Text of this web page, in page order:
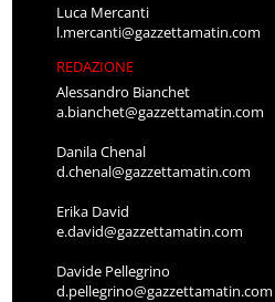
Luca Mercanti
l.mercanti@gazzettamatin.com
REDAZIONE
Alessandro Bianchet
a.bianchet@gazzettamatin.com
Danila Chenal
d.chenal@gazzettamatin.com
Erika David
e.david@gazzettamatin.com
Davide Pellegrino
d.pellegrino@gazzettamatin.com